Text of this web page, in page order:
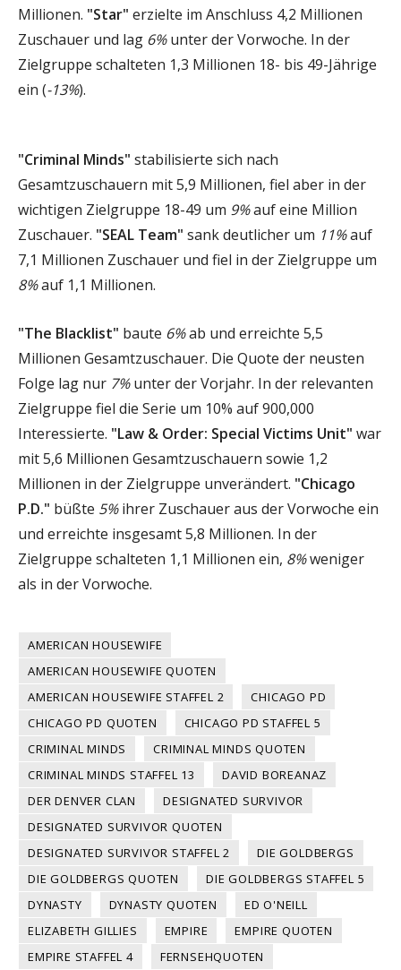
Millionen. "Star" erzielte im Anschluss 4,2 Millionen
Zuschauer und lag 6%unter der Vorwoche. In der
Zielgruppe schalteten 1,3 Millionen 18- bis 49-Jährige
ein (-13%).
"Criminal Minds" stabilisierte sich nach
Gesamtzuschauern mit 5,9 Millionen, fiel aber in der
wichtigen Zielgruppe 18-49 um 9%auf eine Million
Zuschauer. "SEAL Team" sank deutlicher um 11%auf
7,1 Millionen Zuschauer und fiel in der Zielgruppe um
8%auf 1,1 Millionen.
"The Blacklist" baute 6%ab und erreichte 5,5
Millionen Gesamtzuschauer. Die Quote der neusten
Folge lag nur 7%unter der Vorjahr. In der relevanten
Zielgruppe fiel die Serie um 10% auf 900,000
Interessierte. "Law & Order: Special Victims Unit" war
mit 5,6 Millionen Gesamtzuschauern sowie 1,2
Millionen in der Zielgruppe unverändert. "Chicago
P.D." büßte 5%ihrer Zuschauer aus der Vorwoche ein
und erreichte insgesamt 5,8 Millionen. In der
Zielgruppe schalteten 1,1 Millionen ein, 8%weniger
als in der Vorwoche.
AMERICAN HOUSEWIFE
AMERICAN HOUSEWIFE QUOTEN
AMERICAN HOUSEWIFE STAFFEL 2
CHICAGO PD
CHICAGO PD QUOTEN
CHICAGO PD STAFFEL 5
CRIMINAL MINDS
CRIMINAL MINDS QUOTEN
CRIMINAL MINDS STAFFEL 13
DAVID BOREANAZ
DER DENVER CLAN
DESIGNATED SURVIVOR
DESIGNATED SURVIVOR QUOTEN
DESIGNATED SURVIVOR STAFFEL 2
DIE GOLDBERGS
DIE GOLDBERGS QUOTEN
DIE GOLDBERGS STAFFEL 5
DYNASTY
DYNASTY QUOTEN
ED O'NEILL
ELIZABETH GILLIES
EMPIRE
EMPIRE QUOTEN
EMPIRE STAFFEL 4
FERNSEHQUOTEN